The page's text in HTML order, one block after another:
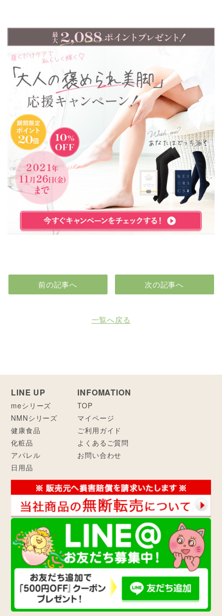
前の記事へ
一覧へ戻る
次の記事へ
LINE UP
meシリーズ
NMNシリーズ
健康食品
化粧品
アパレル
日用品
INFOMATION
TOP
マイページ
ご利用ガイド
よくあるご質問
お問い合わせ